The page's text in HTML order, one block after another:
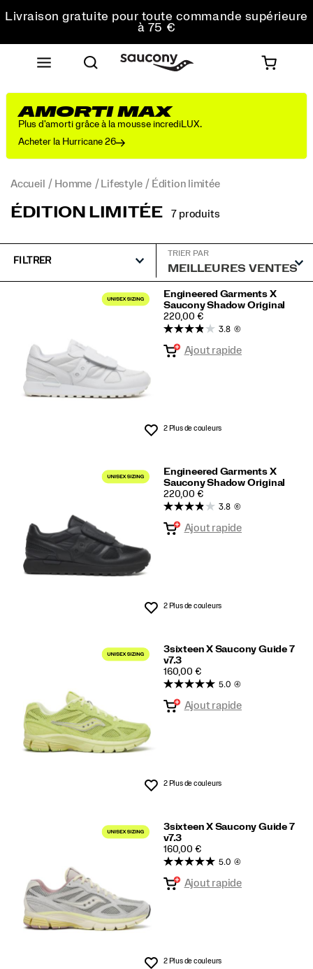
Livraison gratuite pour toute commande supérieure
à 75 €
Retours gratuits sur toutes les commandes
Réduction pour les étudiants -10%
AMORTI MAX
Plus d'amorti grâce à la mousse incrediLUX.
Acheter la Hurricane 26
Accueil Homme Lifestyle Édition limitée
ÉDITION LIMITÉE 7 produits
FILTRER
TRIER PAR
Engineered Garments X
Saucony Shadow Original
PRICE
220,00 €
Liste de souhaits
3.8 (6)
Ajout rapide
2 Plus de couleurs
Engineered Garments X
Saucony Shadow Original
PRICE
220,00 €
Liste de souhaits
3.8 (6)
Ajout rapide
2 Plus de couleurs
3sixteen X Saucony Guide 7
v7.3
PRICE
160,00 €
Liste de souhaits
5.0 (4)
Ajout rapide
2 Plus de couleurs
3sixteen X Saucony Guide 7
v7.3
PRICE
160,00 €
Liste de souhaits
5.0 (4)
Ajout rapide
2 Plus de couleurs